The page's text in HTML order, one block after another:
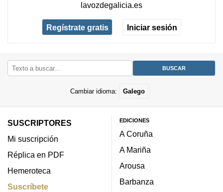
lavozdegalicia.es
Regístrate gratis Iniciar sesión
Cambiar idioma: Galego
SUSCRIPTORES
Mi suscripción
Réplica en PDF
Hemeroteca
Suscríbete
EDICIONES
A Coruña
A Mariña
Arousa
Barbanza